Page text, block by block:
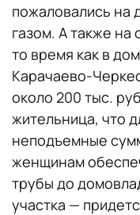
пожаловались на
газом. А также на
то время как в
Карачаево-
около 200 тыс.
жительница, что
неподъемные
женщинам
трубы до
участка —